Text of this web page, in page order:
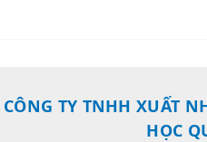
CÔNG TY TNHH XUẤT
HỌC